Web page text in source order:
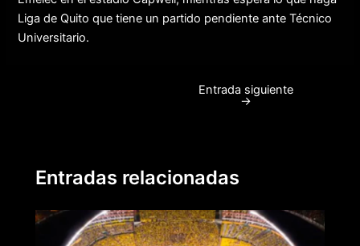
Liga de Quito que tiene un partido pendiente ante Técnico
Universitario.
Entrada siguiente
→
Entradas relacionadas